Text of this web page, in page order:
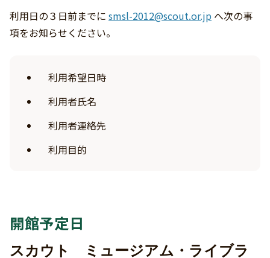
利用日の３日前までに smsl-2012@scout.or.jp へ次の事
項をお知らせください。
利用希望日時
利用者氏名
利用者連絡先
利用目的
開館予定日
スカウト ミュージアム・ライブラ